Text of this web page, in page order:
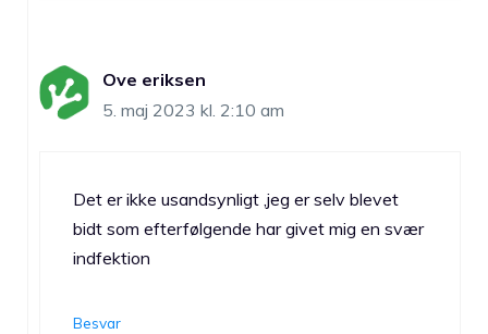
Ove eriksen
5. maj 2023 kl. 2:10 am
Det er ikke usandsynligt ,jeg er selv blevet
bidt som efterfølgende har givet mig en svær
indfektion
Besvar